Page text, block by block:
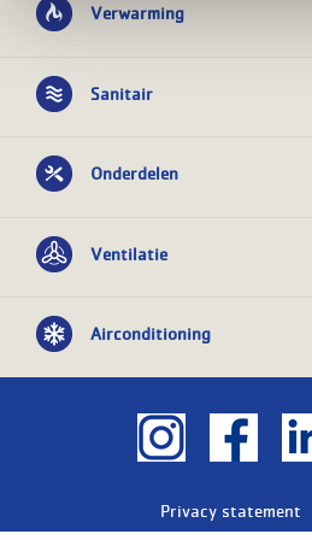
Verwarming
Sanitair
Onderdelen
Ventilatie
Airconditioning
Privacy statement